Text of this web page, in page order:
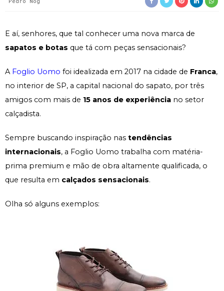
E aí, senhores, que tal conhecer uma nova marca de
sapatos e botas que tá com peças sensacionais?
A Foglio Uomo foi idealizada em 2017 na cidade de Franca,
no interior de SP, a capital nacional do sapato, por três
amigos com mais de 15 anos de experiência no setor
calçadista.
Sempre buscando inspiração nas tendências
internacionais, a Foglio Uomo trabalha com matéria-
prima premium e mão de obra altamente qualificada, o
que resulta em calçados sensacionais.
Olha só alguns exemplos: